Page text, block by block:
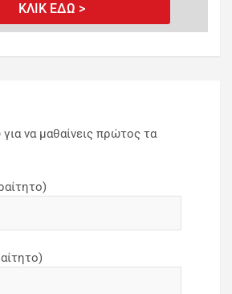
ΚΛΙΚ ΕΔΩ >
να μαθαίνεις πρώτος τα